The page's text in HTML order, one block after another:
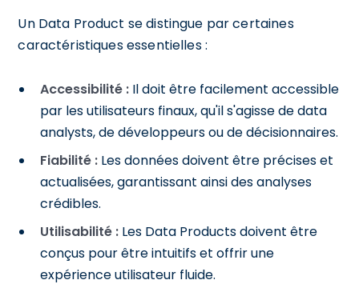
Un Data Product se distingue par certaines
caractéristiques essentielles :
Accessibilité : Il doit être facilement accessible
par les utilisateurs finaux, qu'il s'agisse de data
analysts, de développeurs ou de décisionnaires.
Fiabilité : Les données doivent être précises et
actualisées, garantissant ainsi des analyses
crédibles.
Utilisabilité : Les Data Products doivent être
conçus pour être intuitifs et offrir une
expérience utilisateur fluide.